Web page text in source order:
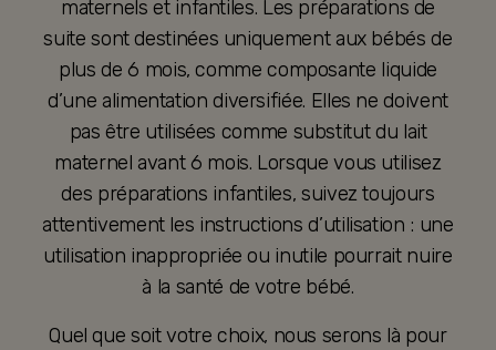
maternels et infantiles. Les préparations de
suite sont destinées uniquement aux bébés de
plus de 6 mois, comme composante liquide
d’une alimentation diversifiée. Elles ne doivent
pas être utilisées comme substitut du lait
maternel avant 6 mois. Lorsque vous utilisez
des préparations infantiles, suivez toujours
attentivement les instructions d’utilisation : une
utilisation inappropriée ou inutile pourrait nuire
à la santé de votre bébé.
Quel que soit votre choix, nous serons là pour